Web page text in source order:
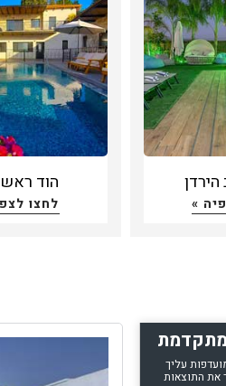
»
הוד
לחצו
מתקדמת
עליך
את התוצאות